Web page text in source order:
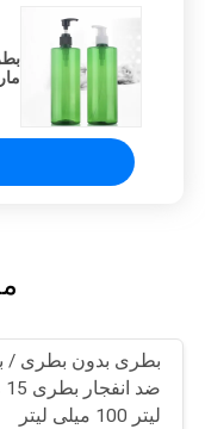
بطری بدون بطری /
لیتر 100 میلی لیتر